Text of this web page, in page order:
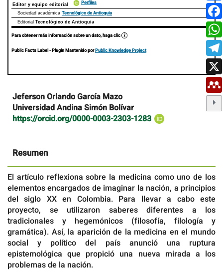
Editor y equipo editorial Perfiles
Sociedad académica Tecnológico de Antioquia
Editorial Tecnológico de Antioquia
Para obtener más información sobre un dato, haga clic
Public Facts Label- Plugin Mantenido porPublic Knowledge Project
Contenido
principal
del
artículo
Jeferson Orlando García Mazo
Universidad Andina Simón Bolívar
https://orcid.org/0000-0003-2303-1283
Resumen
El artículo reflexiona sobre la medicina como uno de los
elementos encargados de imaginar la nación, a principios
del siglo XX en Colombia. Para llevar a cabo este
proyecto, se utilizaron saberes diferentes a los
tradicionales y hegemónicos (filosofía, filología y
gramática). Así, la aparición de la medicina en el mundo
social y político del país anunció una ruptura
epistemológica que propició una nueva mirada a los
problemas de la nación.